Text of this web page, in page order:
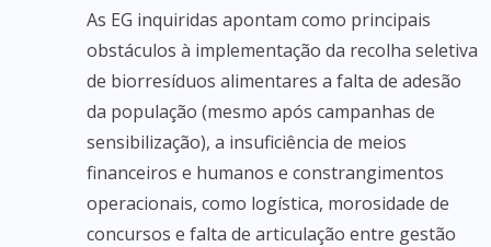
As EG inquiridas apontam como principais
obstáculos à implementação da recolha seletiva
de biorresíduos alimentares a falta de adesão
da população (mesmo após campanhas de
sensibilização), a insuficiência de meios
financeiros e humanos e constrangimentos
operacionais, como logística, morosidade de
concursos e falta de articulação entre gestão